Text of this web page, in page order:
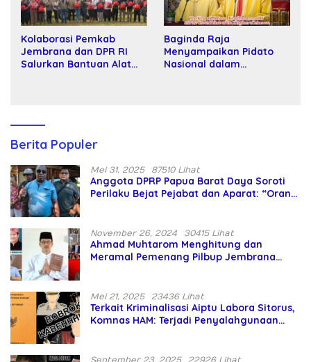
Kolaborasi Pemkab
Jembrana dan DPR RI
Salurkan Bantuan Alat
Baginda Raja
Menyampaikan Pidato
Nasional dalam
Berita Populer
Mei 31, 2025 87510 Lihat
Anggota DPRP Papua Barat Daya Soroti
Perilaku Bejat Pejabat dan Aparat: “Orang
November 26, 2024 30415 Lihat
Ahmad Muhtarom Menghitung dan
Meramal Pemenang Pilbup Jembrana
Mei 21, 2025 23436 Lihat
Terkait Kriminalisasi Aiptu Labora Sitorus,
Komnas HAM: Terjadi Penyalahgunaan
September 23, 2025 22926 Lihat